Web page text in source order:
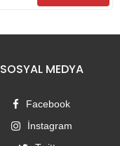
SOSYAL MEDYA
Facebook
İnstagram